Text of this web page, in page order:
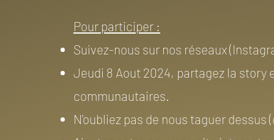
Pour participer :
Suivez-nous sur nos réseaux
Jeudi 8 Aout 2024, partagez la story
communautaires.
N'oubliez pas de nous taguer dessus